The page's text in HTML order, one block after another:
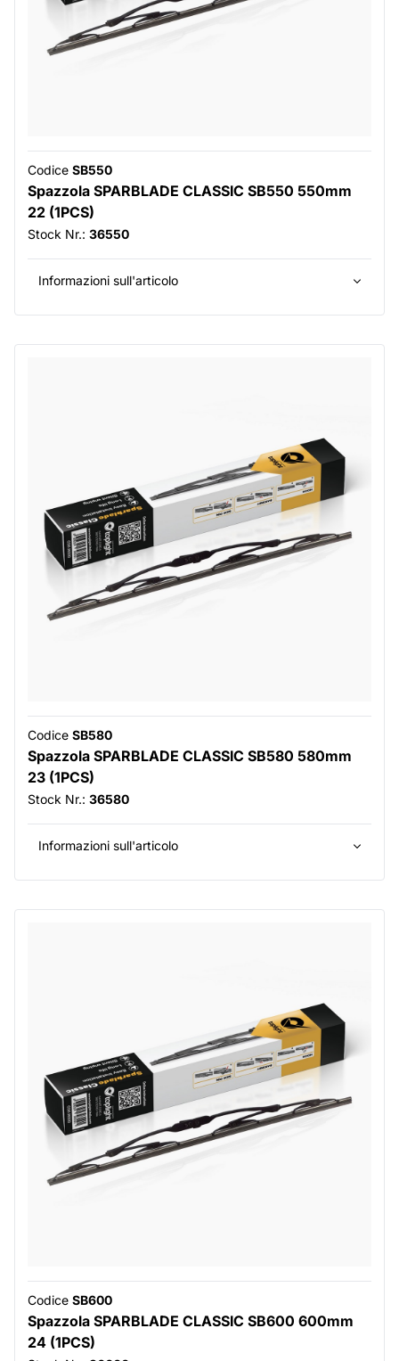
Codice SB550
Spazzola SPARBLADE CLASSIC SB550 550mm
22 (1PCS)
Stock Nr.: 36550
Informazioni sull'articolo
Codice SB580
Spazzola SPARBLADE CLASSIC SB580 580mm
23 (1PCS)
Stock Nr.: 36580
Informazioni sull'articolo
Codice SB600
Spazzola SPARBLADE CLASSIC SB600 600mm
24 (1PCS)